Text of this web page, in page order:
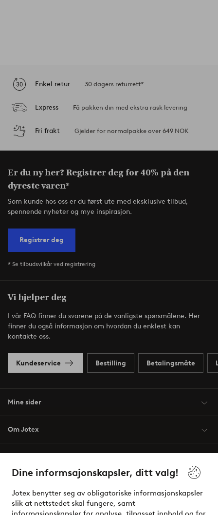
Dine informsajonskapsler, ditt valg!
Jotex benytter seg av obligatoriske informasjonskapsler
slik at nettstedet skal fungere, samt
Enkel retur 30 dagers returrett*
Express Få pakken din med ekstra rask levering
Fri frakt Gjelder for normalpakke over 649 NOK
Er du ny her? Registrer deg for 40% på den
dyreste varen*
Som kunde hos oss er du først ute med eksklusive tilbud,
spennende nyheter og mye inspirasjon.
Registrer deg
* Se tilbudsvilkår ved registrering
Vi hjelper deg
I vår FAQ finner du svarene på de vanligste spørsmålene. Her
finner du også informasjon om hvordan du enklest kan
kontakte oss.
Kundeservice Bestilling Betalingsmåte
Mine sider
Om Jotex
Venner